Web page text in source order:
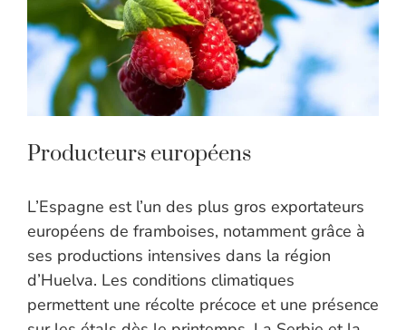
Producteurs européens
L’Espagne est l’un des plus gros exportateurs
européens de framboises, notamment grâce à
ses productions intensives dans la région
d’Huelva. Les conditions climatiques
permettent une récolte précoce et une présence